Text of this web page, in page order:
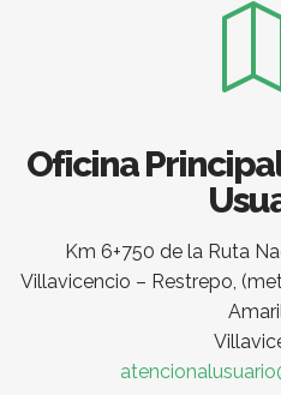
Oficina
Km 6+750 de la Ruta
Villavicencio – Restrepo,